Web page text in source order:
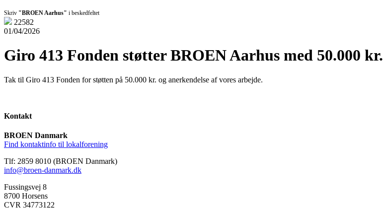
Skriv "BROEN Aarhus" i beskedfeltet
22582
01/04/2026
Giro 413 Fonden støtter BROEN Aarhus med 50.000 kr.
Tak til Giro 413 Fonden for støtten på 50.000 kr. og anerkendelse af vores arbejde.
Kontakt
BROEN Danmark
Find kontaktinfo til lokalforening
Tlf: 2859 8010 (BROEN Danmark)
info@broen-danmark.dk
Fussingsvej 8
8700 Horsens
CVR 34773122